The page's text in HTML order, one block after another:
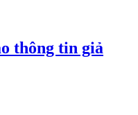
thông tin giả